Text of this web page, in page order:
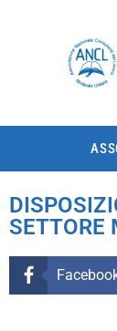
SETTORE